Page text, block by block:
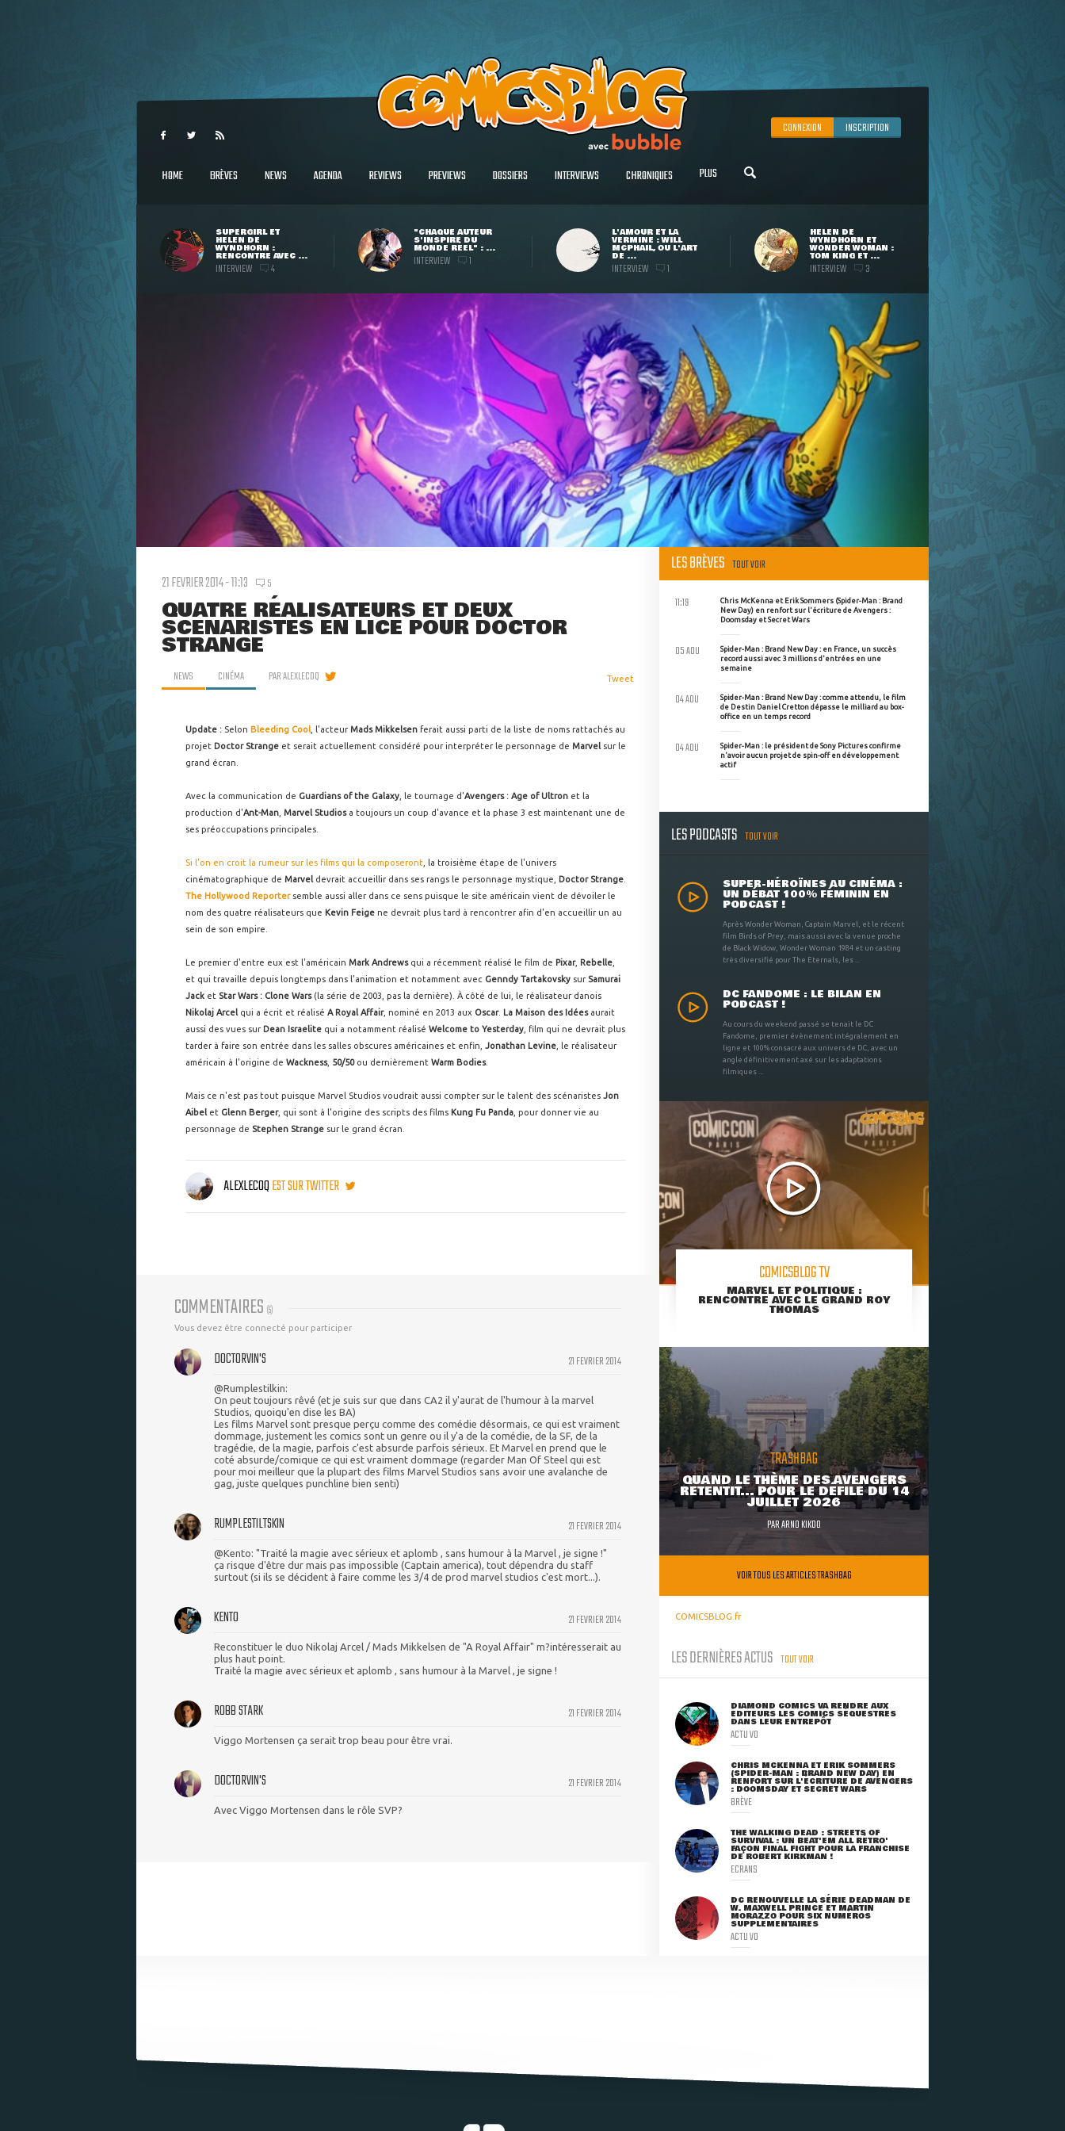
CONNEXION INSCRIPTION
HOME BRÈVES NEWS AGENDA REVIEWS PREVIEWS DOSSIERS INTERVIEWS CHRONIQUES PLUS
SUPERGIRL ET
HELEN DE
WYNDHORN :
RENCONTRE AVEC ...
INTERVIEW 4
"CHAQUE AUTEUR
S'INSPIRE DU
MONDE RÉEL" : ...
INTERVIEW 1
L'AMOUR ET LA
VERMINE : WILL
MCPHAIL, OU L'ART
DE ...
INTERVIEW 1
HELEN DE
WYNDHORN ET
WONDER WOMAN :
TOM KING ET ...
INTERVIEW 3
21 FEVRIER 2014 - 11:13 5
QUATRE RÉALISATEURS ET DEUX
SCÉNARISTES EN LICE POUR DOCTOR
STRANGE
NEWS CINÉMA PARALEXLECOQ Tweet
Update : Selon Bleeding Cool , l'acteurMads Mikkelsen ferait aussi parti de la liste de noms rattachés au
projet Doctor Strange et serait actuellement considéré pour interpréter le personnage de Marvel sur le
grand écran.
Avec la communication de Guardians of the Galaxy , le tournage d'Avengers : Age of Ultron et la
production d'Ant-Man Marvel Studiosa toujours un coup d'avance et la phase 3 est maintenant une de
ses préoccupations principales.
Si l'on en croit la rumeur sur les films qui la composeront , la troisième étape de l'univers
cinématographique de Marvel devrait accueillir dans ses rangs le personnage mystique, Doctor Strange
The Hollywood Reportersemble aussi aller dans ce sens puisque le site américain vient de dévoiler le
nom des quatre réalisateurs que Kevin Feige ne devrait plus tard à rencontrer afin d'en accueillir un au
sein de son empire.
Le premier d'entre eux est l'américain Mark Andrews qui a récemment réalisé le film de Pixar, Rebelle
et qui travaille depuis longtemps dans l'animation et notamment avec Genndy Tartakovsky sur Samurai
Jack et Star Wars : Clone Wars(la série de 2003, pas la dernière). À côté de lui, le réalisateur danois
Nikolaj Arcel qui a écrit et réalisé A Royal Affair, nominé en 2013 aux Oscar. La Maison des Idées aurait
aussi des vues sur Dean Israelite qui a notamment réalisé Welcome to Yesterday , film qui ne devrait plus
tarder à faire son entrée dans les salles obscures américaines et enfin, Jonathan Levine , le réalisateur
américain à l'origine de Wackness, 50/50ou dernièrement Warm Bodies.
Mais ce n'est pas tout puisque Marvel Studios voudrait aussi compter sur le talent des scénaristes Jon
Aibel et Glenn Berger, qui sont à l'origine des scripts des films Kung Fu Panda , pour donner vie au
personnage de Stephen Strange sur le grand écran.
ALEXLECOQEST SUR TWITTER
COMMENTAIRES (5)
Vous devez être connecté pour participer
21 FEVRIER 2014
DOCTORVIN'S
@Rumplestilkin:
On peut toujours rêvé (et je suis sur que dans CA2 il y'aurat de l'humour à la marvel
Studios, quoiqu'en dise les BA)
Les films Marvel sont presque perçu comme des comédie désormais, ce qui est vraiment
dommage, justement les comics sont un genre ou il y'a de la comédie, de la SF, de la
tragédie, de la magie, parfois c'est absurde parfois sérieux. Et Marvel en prend que le
coté absurde/comique ce qui est vraiment dommage (regarder Man Of Steel qui est
pour moi meilleur que la plupart des films Marvel Studios sans avoir une avalanche de
gag, juste quelques punchline bien senti)
21 FEVRIER 2014
RUMPLESTILTSKIN
@Kento: "Traité la magie avec sérieux et aplomb , sans humour à la Marvel , je signe !"
ça risque d'être dur mais pas impossible (Captain america), tout dépendra du staff
surtout (si ils se décident à faire comme les 3/4 de prod marvel studios c'est mort...).
21 FEVRIER 2014
KENTO
Reconstituer le duo Nikolaj Arcel / Mads Mikkelsen de "A Royal Affair" m?intéresserait au
plus haut point.
Traité la magie avec sérieux et aplomb , sans humour à la Marvel , je signe !
21 FEVRIER 2014
ROBB STARK
Viggo Mortensen ça serait trop beau pour être vrai.
21 FEVRIER 2014
DOCTORVIN'S
Avec Viggo Mortensen dans le rôle SVP?
LES BRÈVES TOUT VOIR
Chris McKenna et Erik Sommers (Spider-Man : Brand
New Day) en renfort sur l'écriture de Avengers :
Doomsday et Secret Wars
11:19
Spider-Man : Brand New Day : en France, un succès
record aussi avec 3 millions d'entrées en une
semaine
05 AOU
Spider-Man : Brand New Day : comme attendu, le film
de Destin Daniel Cretton dépasse le milliard au box-
office en un temps record
04 AOU
Spider-Man : le président de Sony Pictures confirme
n'avoir aucun projet de spin-off en développement
actif
04 AOU
LES PODCASTS TOUT VOIR
SUPER-HÉROÏNES AU CINÉMA :
UN DÉBAT 100% FÉMININ EN
PODCAST !
Après Wonder Woman, Captain Marvel, et le récent
film Birds of Prey, mais aussi avec la venue proche
de Black Widow, Wonder Woman 1984 et un casting
très diversifié pour The Eternals, les ...
DC FANDOME : LE BILAN EN
PODCAST !
Au cours du weekend passé se tenait le DC
Fandome, premier évènement intégralement en
ligne et 100% consacré aux univers de DC, avec un
angle définitivement axé sur les adaptations
filmiques ...
COMICSBLOG TV
MARVEL ET POLITIQUE :
RENCONTRE AVEC LE GRAND ROY
THOMAS
TRASHBAG
QUAND LE THÈME DES AVENGERS
RETENTIT... POUR LE DÉFILÉ DU 14
JUILLET 2026
PARARNO KIKOO
VOIR TOUS LES ARTICLES TRASHBAG
COMICSBLOG.fr
LES DERNIÈRES ACTUS TOUT VOIR
DIAMOND COMICS VA RENDRE AUX
ÉDITEURS LES COMICS SÉQUESTRÉS
DANS LEUR ENTREPÔT
ACTU VO
CHRIS MCKENNA ET ERIK SOMMERS
(SPIDER-MAN : BRAND NEW DAY) EN
RENFORT SUR L'ÉCRITURE DE AVENGERS
: DOOMSDAY ET SECRET WARS
BRÈVE
THE WALKING DEAD : STREETS OF
SURVIVAL : UN BEAT'EM ALL RÉTRO'
FAÇON FINAL FIGHT POUR LA FRANCHISE
DE ROBERT KIRKMAN !
ECRANS
DC RENOUVELLE LA SÉRIE DEADMAN DE
W. MAXWELL PRINCE ET MARTIN
MORAZZO POUR SIX NUMÉROS
SUPPLÉMENTAIRES
ACTU VO